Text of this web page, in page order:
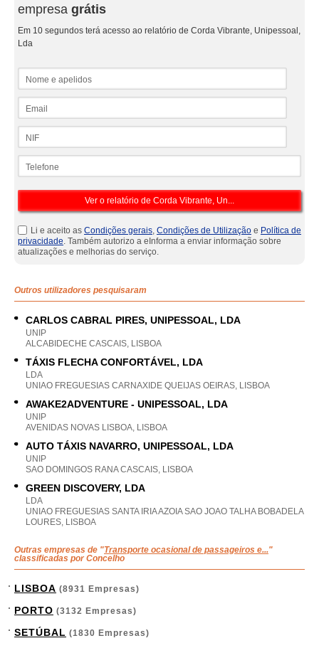
empresa grátis
Em 10 segundos terá acesso ao relatório de Corda Vibrante, Unipessoal,
Lda
Li e aceito as Condições gerais, Condições de Utilização e Política de
privacidade. Também autorizo a eInforma a enviar informação sobre
atualizações e melhorias do serviço.
Outros utilizadores pesquisaram
CARLOS CABRAL PIRES, UNIPESSOAL, LDA
UNIP
ALCABIDECHE CASCAIS, LISBOA
TÁXIS FLECHA CONFORTÁVEL, LDA
LDA
UNIAO FREGUESIAS CARNAXIDE QUEIJAS OEIRAS, LISBOA
AWAKE2ADVENTURE - UNIPESSOAL, LDA
UNIP
AVENIDAS NOVAS LISBOA, LISBOA
AUTO TÁXIS NAVARRO, UNIPESSOAL, LDA
UNIP
SAO DOMINGOS RANA CASCAIS, LISBOA
GREEN DISCOVERY, LDA
LDA
UNIAO FREGUESIAS SANTA IRIA AZOIA SAO JOAO TALHA BOBADELA
LOURES, LISBOA
Outras empresas de "Transporte ocasional de passageiros e..."
classificadas por Concelho
LISBOA (8931 Empresas)
PORTO (3132 Empresas)
SETÚBAL (1830 Empresas)